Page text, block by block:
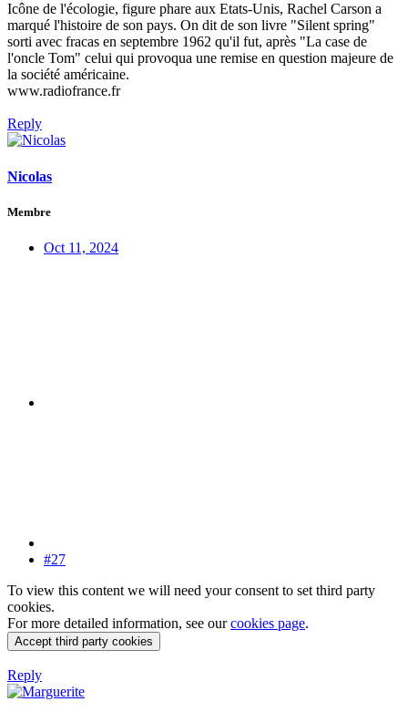
Icône de l'écologie, figure phare aux Etats-Unis, Rachel Carson a
marqué l'histoire de son pays. On dit de son livre "Silent spring"
sorti avec fracas en septembre 1962 qu'il fut, après "La case de
l'oncle Tom" celui qui provoqua une remise en question majeure de
la société américaine.
www.radiofrance.fr
Reply
Nicolas
Membre
Oct 11, 2024
#27
To view this content we will need your consent to set third party
cookies.
For more detailed information, see ourcookies page.
Accept third party cookies
Reply